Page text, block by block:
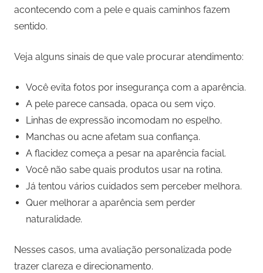
acontecendo com a pele e quais caminhos fazem
sentido.
Veja alguns sinais de que vale procurar atendimento:
Você evita fotos por insegurança com a aparência.
A pele parece cansada, opaca ou sem viço.
Linhas de expressão incomodam no espelho.
Manchas ou acne afetam sua confiança.
A flacidez começa a pesar na aparência facial.
Você não sabe quais produtos usar na rotina.
Já tentou vários cuidados sem perceber melhora.
Quer melhorar a aparência sem perder
naturalidade.
Nesses casos, uma avaliação personalizada pode
trazer clareza e direcionamento.